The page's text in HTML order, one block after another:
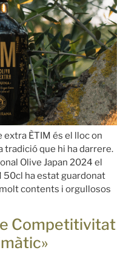
extra ÈTIM és el lloc on
tradició que hi ha darrere.
Olive Japan 2024 el
50cl ha estat guardonat
contents i orgullosos
Competitivitat